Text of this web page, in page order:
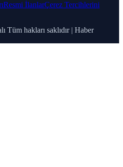
Resmi İlanlarÇerez Tercihlerini
Tüm hakları saklıdır | Haber